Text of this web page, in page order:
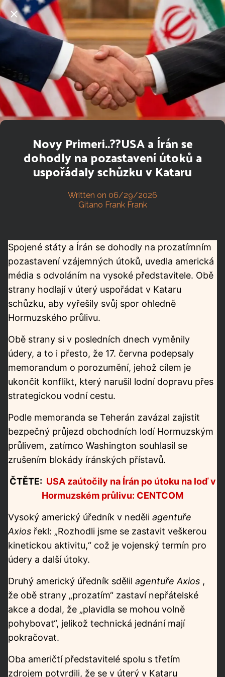
Novy Primeri..??USA a Írán se
dohodly na pozastavení útoků a
uspořádaly schůzku v Kataru
Written on 06/29/2026
Gitano Frank Frank
Spojené státy a Írán se dohodly na prozatímním
pozastavení vzájemných útoků, uvedla americká
média s odvoláním na vysoké představitele. Obě
strany hodlají v úterý uspořádat v Kataru
schůzku, aby vyřešily svůj spor ohledně
Hormuzského průlivu.
Obě strany si v posledních dnech vyměnily
údery, a to i přesto, že 17. června podepsaly
memorandum o porozumění, jehož cílem je
ukončit konflikt, který narušil lodní dopravu přes
strategickou vodní cestu.
Podle memoranda se Teherán zavázal zajistit
bezpečný průjezd obchodních lodí Hormuzským
průlivem, zatímco Washington souhlasil se
zrušením blokády íránských přístavů.
ČTĚTE: USA zaútočily na Írán po útoku na loď v
Hormuzském průlivu: CENTCOM
Vysoký americký úředník v neděli agentuře
Axios řekl: „Rozhodli jsme se zastavit veškerou
kinetickou aktivitu,“ což je vojenský termín pro
údery a další útoky.
Druhý americký úředník sdělil agentuře Axios ,
že obě strany „prozatím“ zastaví nepřátelské
akce a dodal, že „plavidla se mohou volně
pohybovat“, jelikož technická jednání mají
pokračovat.
Oba američtí představitelé spolu s třetím
zdrojem potvrdili, že se v úterý v Kataru